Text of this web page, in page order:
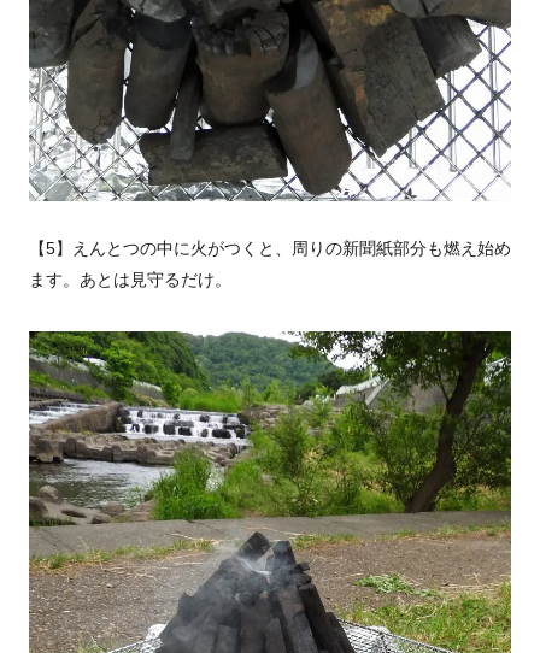
【5】えんとつの中に火がつくと、周りの新聞紙部分も燃え始め
ます。あとは見守るだけ。